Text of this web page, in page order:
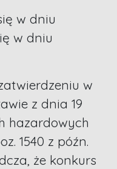
w dniu
w dniu
w
z dnia 19
hazardowych
1540 z późn.
że konkurs